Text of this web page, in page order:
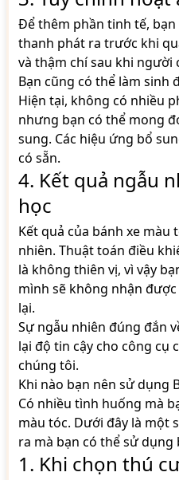
Để thêm phần tinh tế,
thanh phát ra trước khi
và thậm chí sau khi
Bạn cũng có thể làm sinh
Hiện tại, không có nhiều
nhưng bạn có thể mong
sung. Các hiệu ứng bổ
có sẵn.
4. Kết quả ngẫu
học
Kết quả của bánh xe màu
nhiên. Thuật toán điều
là không thiên vị, vì vậy
mình sẽ không nhận
lại.
Sự ngẫu nhiên đúng đắn
lại độ tin cậy cho công cụ
chúng tôi.
Khi nào bạn nên sử dụng
Có nhiều tình huống mà
màu tóc. Dưới đây là một
ra mà bạn có thể sử dụng
1. Khi chọn thú